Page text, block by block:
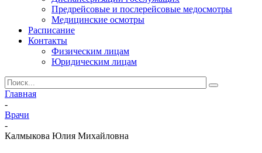
Предрейсовые и послерейсовые медосмотры
Медицинские осмотры
Расписание
Контакты
Физическим лицам
Юридическим лицам
Главная
-
Врачи
-
Калмыкова Юлия Михайловна